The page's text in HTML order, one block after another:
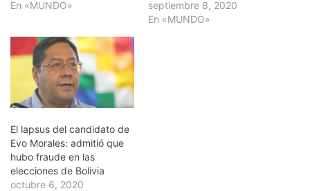
En «MUNDO»
septiembre 8, 2020
En «MUNDO»
El lapsus del candidato de
Evo Morales: admitió que
hubo fraude en las
elecciones de Bolivia
octubre 6, 2020